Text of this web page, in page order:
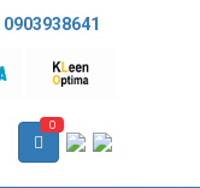
0903938641
0